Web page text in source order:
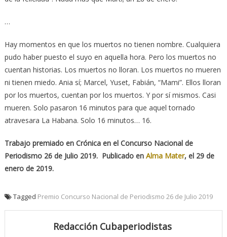
…
Hay momentos en que los muertos no tienen nombre. Cualquiera
pudo haber puesto el suyo en aquella hora. Pero los muertos no
cuentan historias. Los muertos no lloran. Los muertos no mueren
ni tienen miedo. Ania sí; Marcel, Yuset, Fabián, “Mami”. Ellos lloran
por los muertos, cuentan por los muertos. Y por sí mismos. Casi
mueren. Solo pasaron 16 minutos para que aquel tornado
atravesara La Habana. Solo 16 minutos… 16.
Trabajo premiado en Crónica en el Concurso Nacional de
Periodismo 26 de Julio 2019. Publicado en Alma Mater, el 29 de
enero de 2019.
Tagged Premio Concurso Nacional de Periodismo 26 de Julio 2019
Redacción Cubaperiodistas